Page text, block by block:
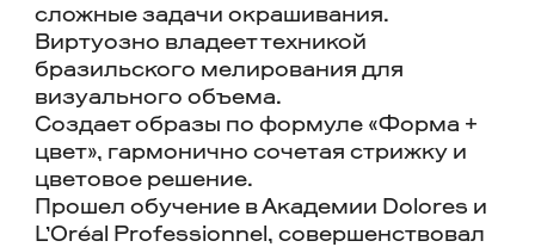
сложные задачи окрашивания.
Виртуозно владеет техникой
бразильского мелирования для
визуального объема.
Создает образы по формуле «Форма +
цвет», гармонично сочетая стрижку и
цветовое решение.
Прошел обучение в Академии Dolores и
L’Oréal Professionnel, совершенствовал